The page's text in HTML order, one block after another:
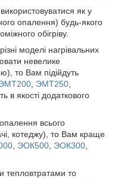
як у
опалення) будь-якого
обігріву.
моделі нагрівальних
невелике
то Вам підійдуть
ЭМТ250
в якості додаткового
всього
котеджу), то Вам краще
ЭОК500 ЭОК300
тепловтратами то